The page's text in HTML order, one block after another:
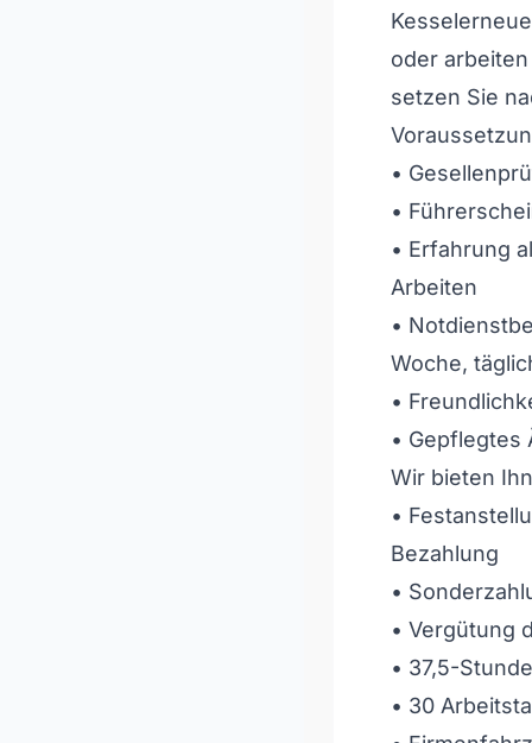
oder
setzen Sie
•
•
• Erfahrung
Arbeiten
•
Woche,
•
• Gepflegtes
Wir bieten
•
Bezahlung
•
• Vergütung
• 37,5-
• 30